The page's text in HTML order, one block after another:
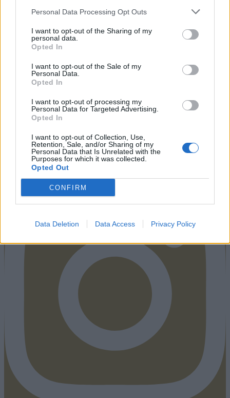
Personal Data Processing Opt Outs
I want to opt-out of the Sharing of my
personal data.
Opted In
I want to opt-out of the Sale of my
Personal Data.
Opted In
I want to opt-out of processing my
Personal Data for Targeted Advertising.
Opted In
I want to opt-out of Collection, Use,
Retention, Sale, and/or Sharing of my
Personal Data that Is Unrelated with the
Purposes for which it was collected.
Opted Out
CONFIRM
Data Deletion Data Access Privacy Policy
Instagram